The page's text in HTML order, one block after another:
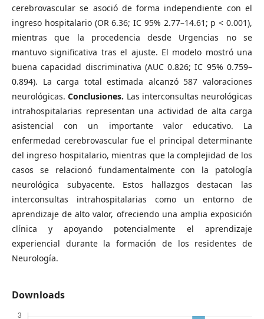
cerebrovascular se asoció de forma independiente con el
ingreso hospitalario (OR 6.36; IC 95% 2.77–14.61; p < 0.001),
mientras que la procedencia desde Urgencias no se
mantuvo significativa tras el ajuste. El modelo mostró una
buena capacidad discriminativa (AUC 0.826; IC 95% 0.759–
0.894). La carga total estimada alcanzó 587 valoraciones
neurológicas.Conclusiones. Las interconsultas neurológicas
intrahospitalarias representan una actividad de alta carga
asistencial con un importante valor educativo. La
enfermedad cerebrovascular fue el principal determinante
del ingreso hospitalario, mientras que la complejidad de los
casos se relacionó fundamentalmente con la patología
neurológica subyacente. Estos hallazgos destacan las
interconsultas intrahospitalarias como un entorno de
aprendizaje de alto valor, ofreciendo una amplia exposición
clínica y apoyando potencialmente el aprendizaje
experiencial durante la formación de los residentes de
Neurología.
Downloads